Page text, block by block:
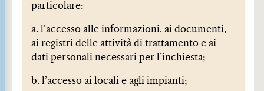
particolare:
a. l’accesso alle informazioni, ai documenti,
ai registri delle attività di trattamento e ai
dati personali necessari per l’inchiesta;
b. l’accesso ai locali e agli impianti;